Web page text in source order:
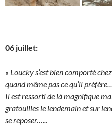
06 juillet:
« Loucky s’est bien comporté
quand même pas ce qu’il
Il est ressorti de là magnifique
gratouilles le lendemain et sur
se reposer…...